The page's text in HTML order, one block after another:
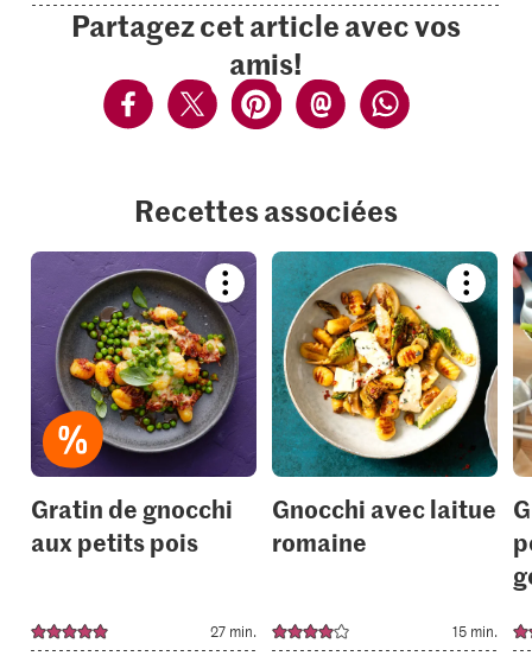
Partagez cet article avec vos
amis!
Recettes associées
Bookmark
recipe
or
add
it
to
your
collections.
Gratin de gnocchi
aux petits pois
27 min.
recipe
or
add
it
to
your
Gnocchi avec laitue
romaine
15 min.